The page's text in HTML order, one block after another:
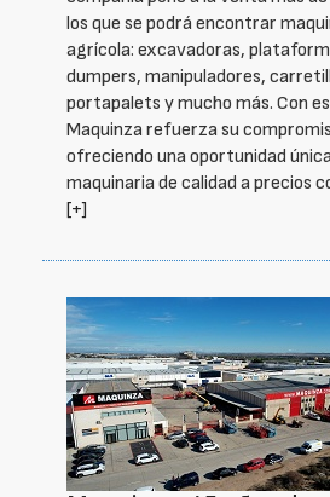
los que se podrá encontrar
agrícola: excavadoras,
dumpers, manipuladores,
portapalets y mucho más. Con
Maquinza refuerza su
ofreciendo una oportunidad
maquinaria de calidad a precios
[+]